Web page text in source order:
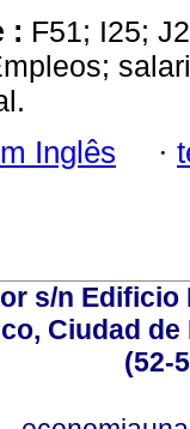
: F51; I25;
Inglês ·
s/n Edificio
Ciudad de
(52-